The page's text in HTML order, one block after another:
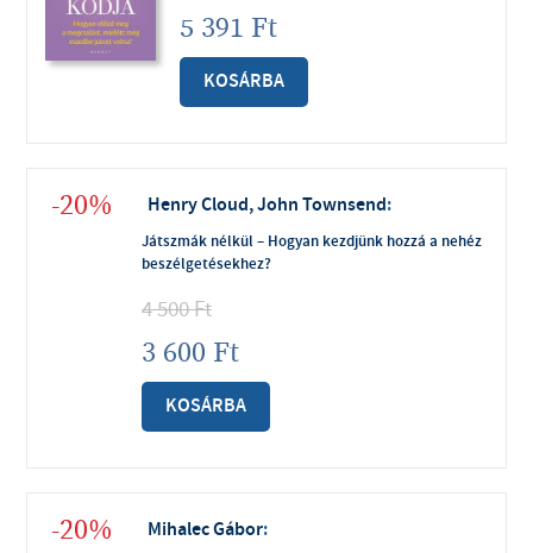
5 391 Ft
KOSÁRBA
-20% Henry Cloud, John Townsend:
Játszmák nélkül – Hogyan kezdjünk hozzá a nehéz
beszélgetésekhez?
4 500Ft
3 600 Ft
KOSÁRBA
-20% Mihalec Gábor: